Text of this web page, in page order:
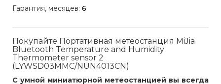
Гарантия, месяцев: 6
Покупайте Портативная метеостанция MiJia
Bluetooth Temperature and Humidity
Thermometer sensor 2
(LYWSD03MMC/NUN4013CN)
С умной миниатюрной метеостанцией вы всегда